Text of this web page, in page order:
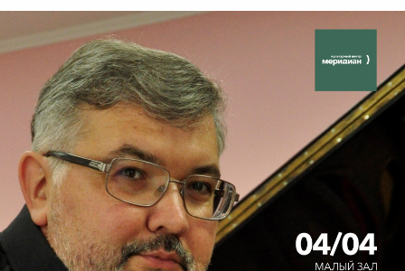
ГЛАВНАЯ
АФИША
ПРОГРАММЫ
НОВОСТИ
НАС
РЕПЕРТУАР
МУЗЫКА
ФОТО
ВИДЕО
КОНТАКТЫ